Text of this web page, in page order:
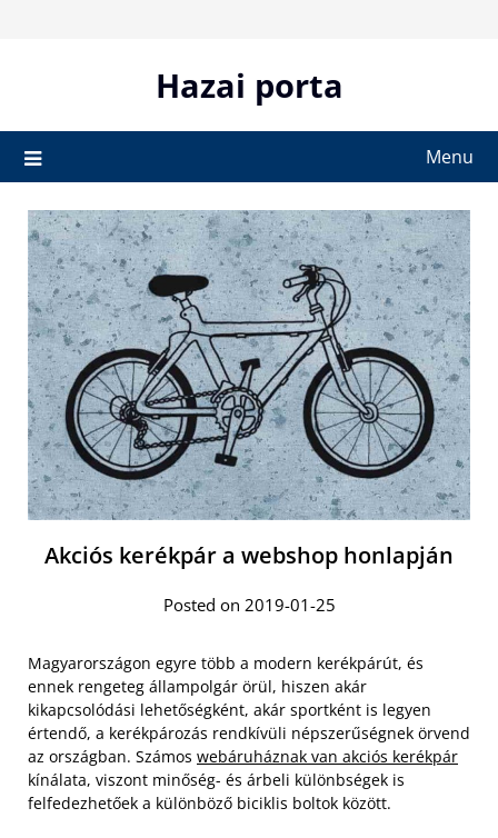
Hazai porta
Menu
Akciós kerékpár a webshop honlapján
Posted on 2019-01-25
Magyarországon egyre több a modern kerékpárút, és
ennek rengeteg állampolgár örül, hiszen akár
kikapcsolódási lehetőségként, akár sportként is legyen
értendő, a kerékpározás rendkívüli népszerűségnek örvend
az országban. Számos webáruháznak van akciós kerékpár
kínálata, viszont minőség- és árbeli különbségek is
felfedezhetőek a különböző biciklis boltok között.